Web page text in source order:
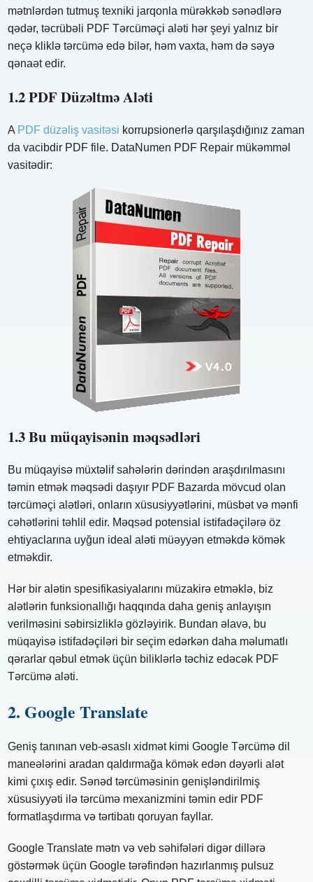
mətnlərdən tutmuş texniki jarqonla mürəkkəb sənədlərə
qədər, təcrübəli PDF Tərcüməçi aləti hər şeyi yalnız bir
neçə kliklə tərcümə edə bilər, həm vaxta, həm də səyə
qənaət edir.
1.2 PDF Düzəltmə Aləti
A PDF düzəliş vasitəsi korrupsionerlə qarşılaşdığınız zaman
da vacibdir PDF file. DataNumen PDF Repair mükəmməl
vasitədir:
1.3 Bu müqayisənin məqsədləri
Bu müqayisə müxtəlif sahələrin dərindən araşdırılmasını
təmin etmək məqsədi daşıyır PDF Bazarda mövcud olan
tərcüməçi alətləri, onların xüsusiyyətlərini, müsbət və mənfi
cəhətlərini təhlil edir. Məqsəd potensial istifadəçilərə öz
ehtiyaclarına uyğun ideal aləti müəyyən etməkdə kömək
etməkdir.
Hər bir alətin spesifikasiyalarını müzakirə etməklə, biz
alətlərin funksionallığı haqqında daha geniş anlayışın
verilməsini səbirsizliklə gözləyirik. Bundan əlavə, bu
müqayisə istifadəçiləri bir seçim edərkən daha məlumatlı
qərarlar qəbul etmək üçün biliklərlə təchiz edəcək PDF
Tərcümə aləti.
2. Google Translate
Geniş tanınan veb-əsaslı xidmət kimi Google Tərcümə dil
maneələrini aradan qaldırmağa kömək edən dəyərli alət
kimi çıxış edir. Sənəd tərcüməsinin genişləndirilmiş
xüsusiyyəti ilə tərcümə mexanizmini təmin edir PDF
formatlaşdırma və tərtibatı qoruyan fayllar.
Google Translate mətn və veb səhifələri digər dillərə
göstərmək üçün Google tərəfindən hazırlanmış pulsuz